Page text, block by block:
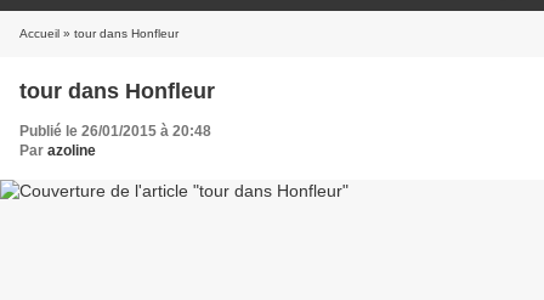
Accueil » tour dans Honfleur
tour dans Honfleur
Publié le 26/01/2015 à 20:48
Par azoline